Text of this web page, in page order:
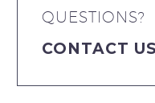
QUESTIONS?
CONTACT US